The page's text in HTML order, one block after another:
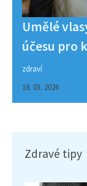
Umělé
účesu pro
zdraví
18. 03. 2026
Zdravé tipy